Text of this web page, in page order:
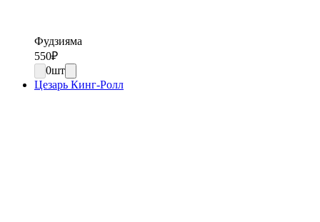
Фудзияма
550₽
0шт
Цезарь Кинг-Ролл